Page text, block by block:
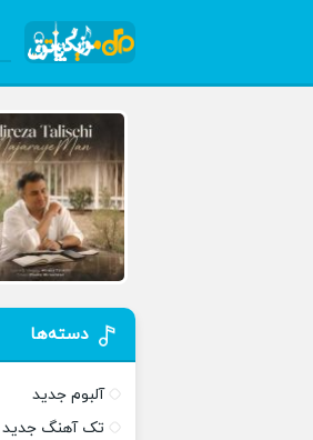
دسته‌ها
آلبوم جدید
تک آهنگ جدید